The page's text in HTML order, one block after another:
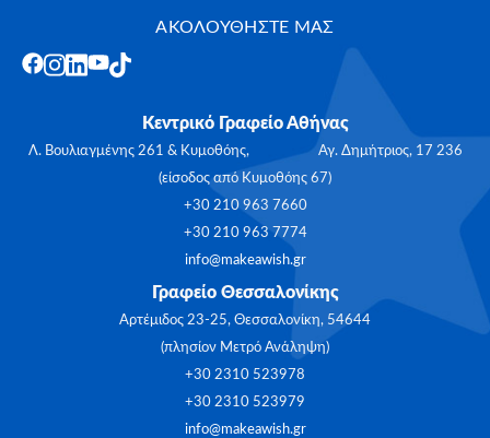
ΑΚΟΛΟΥΘΗΣΤΕ ΜΑΣ
Κεντρικό Γραφείο Αθήνας
Λ. Βουλιαγμένης 261 & Κυμοθόης, Αγ. Δημήτριος, 17 236
(είσοδος από Κυμοθόης 67)
+30 210 963 7660
+30 210 963 7774
info@makeawish.gr
Γραφείο Θεσσαλονίκης
Αρτέμιδος 23-25, Θεσσαλονίκη, 54644
(πλησίον Μετρό Ανάληψη)
+30 2310 523978
+30 2310 523979
info@makeawish.gr